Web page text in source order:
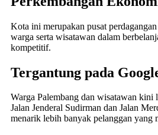
Kota ini merupakan pusat
warga serta wisatawan dalam
kompetitif.
Tergantung pada
Warga Palembang dan wisatawan kini
Jalan Jenderal Sudirman dan Jalan
menarik lebih banyak pelanggan yang